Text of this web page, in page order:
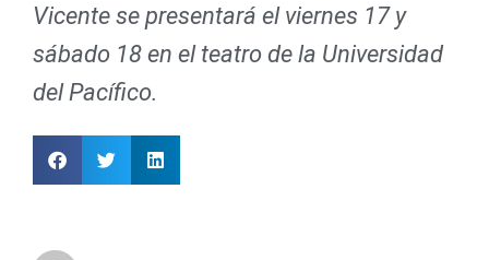
Vicente se presentará el viernes 17 y
sábado 18 en el teatro de la Universidad
del Pacífico.